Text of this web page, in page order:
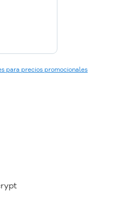
para precios promocionales